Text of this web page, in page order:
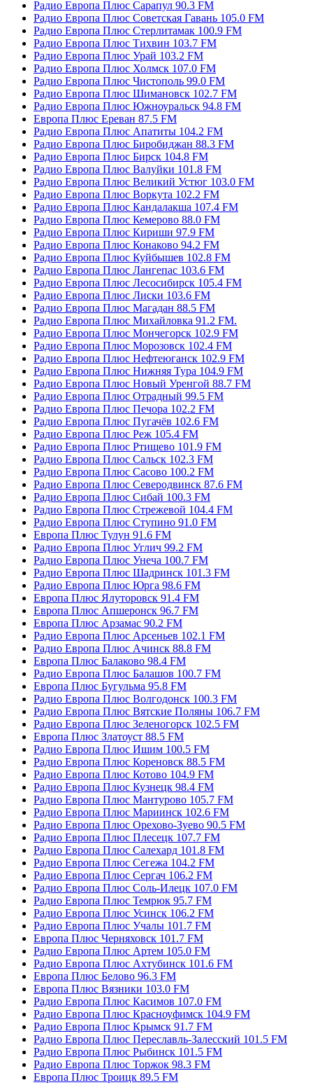
Радио Европа Плюс Сарапул 90.3 FM
Радио Европа Плюс Советская Гавань 105.0 FM
Радио Европа Плюс Стерлитамак 100.9 FM
Радио Европа Плюс Тихвин 103.7 FM
Радио Европа Плюс Урай 103.2 FM
Радио Европа Плюс Холмск 107.0 FM
Радио Европа Плюс Чистополь 99.0 FM
Радио Европа Плюс Шимановск 102.7 FM
Радио Европа Плюс Южноуральск 94.8 FM
Европа Плюс Ереван 87.5 FM
Радио Европа Плюс Апатиты 104.2 FM
Радио Европа Плюс Биробиджан 88.3 FM
Радио Европа Плюс Бирск 104.8 FM
Радио Европа Плюс Валуйки 101.8 FM
Радио Европа Плюс Великий Устюг 103.0 FM
Радио Европа Плюс Воркута 102.2 FM
Радио Европа Плюс Кандалакша 107.4 FM
Радио Европа Плюс Кемерово 88.0 FM
Радио Европа Плюс Кириши 97.9 FM
Радио Европа Плюс Конаково 94.2 FM
Радио Европа Плюс Куйбышев 102.8 FM
Радио Европа Плюс Лангепас 103.6 FM
Радио Европа Плюс Лесосибирск 105.4 FM
Радио Европа Плюс Лиски 103.6 FM
Радио Европа Плюс Магадан 88.5 FM
Радио Европа Плюс Михайловка 91.2 FM.
Радио Европа Плюс Мончегорск 102.9 FM
Радио Европа Плюс Морозовск 102.4 FM
Радио Европа Плюс Нефтеюганск 102.9 FM
Радио Европа Плюс Нижняя Тура 104.9 FM
Радио Европа Плюс Новый Уренгой 88.7 FM
Радио Европа Плюс Отрадный 99.5 FM
Радио Европа Плюс Печора 102.2 FM
Радио Европа Плюс Пугачёв 102.6 FM
Радио Европа Плюс Реж 105.4 FM
Радио Европа Плюс Ртищево 101.9 FM
Радио Европа Плюс Сальск 102.3 FM
Радио Европа Плюс Сасово 100.2 FM
Радио Европа Плюс Северодвинск 87.6 FM
Радио Европа Плюс Сибай 100.3 FM
Радио Европа Плюс Стрежевой 104.4 FM
Радио Европа Плюс Ступино 91.0 FM
Европа Плюс Тулун 91.6 FM
Радио Европа Плюс Углич 99.2 FM
Радио Европа Плюс Унеча 100.7 FM
Радио Европа Плюс Шадринск 101.3 FM
Радио Европа Плюс Юрга 98.6 FM
Европа Плюс Ялуторовск 91.4 FM
Европа Плюс Апшеронск 96.7 FM
Европа Плюс Арзамас 90.2 FM
Радио Европа Плюс Арсеньев 102.1 FM
Радио Европа Плюс Ачинск 88.8 FM
Европа Плюс Балаково 98.4 FM
Радио Европа Плюс Балашов 100.7 FM
Европа Плюс Бугульма 95.8 FM
Радио Европа Плюс Волгодонск 100.3 FM
Радио Европа Плюс Вятские Поляны 106.7 FM
Радио Европа Плюс Зеленогорск 102.5 FM
Европа Плюс Златоуст 88.5 FM
Радио Европа Плюс Ишим 100.5 FM
Радио Европа Плюс Кореновск 88.5 FM
Радио Европа Плюс Котово 104.9 FM
Радио Европа Плюс Кузнецк 98.4 FM
Радио Европа Плюс Мантурово 105.7 FM
Радио Европа Плюс Мариинск 102.6 FM
Радио Европа Плюс Орехово-Зуево 90.5 FM
Радио Европа Плюс Плесецк 107.7 FM
Радио Европа Плюс Салехард 101.8 FM
Радио Европа Плюс Сегежа 104.2 FM
Радио Европа Плюс Сергач 106.2 FM
Радио Европа Плюс Соль-Илецк 107.0 FM
Радио Европа Плюс Темрюк 95.7 FM
Радио Европа Плюс Усинск 106.2 FM
Радио Европа Плюс Учалы 101.7 FM
Европа Плюс Черняховск 101.7 FM
Радио Европа Плюс Артем 105.0 FM
Радио Европа Плюс Ахтубинск 101.6 FM
Европа Плюс Белово 96.3 FM
Европа Плюс Вязники 103.0 FM
Радио Европа Плюс Касимов 107.0 FM
Радио Европа Плюс Красноуфимск 104.9 FM
Радио Европа Плюс Крымск 91.7 FM
Радио Европа Плюс Переславль-Залесский 101.5 FM
Радио Европа Плюс Рыбинск 101.5 FM
Радио Европа Плюс Торжок 98.3 FM
Европа Плюс Троицк 89.5 FM